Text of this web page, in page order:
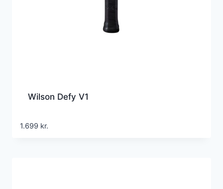
Wilson Defy V1
1.699 kr.